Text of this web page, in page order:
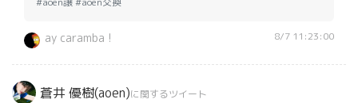
ay caramba ! 8/7 11:23:00
蒼井 優樹(aoen)に関するツイート